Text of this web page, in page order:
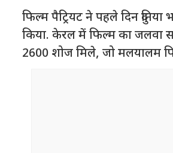
फिल्म पैट्रियट ने पहले दिन
किया. केरल में फिल्म का जलवा
2600 शोज मिले, जो मलयालम